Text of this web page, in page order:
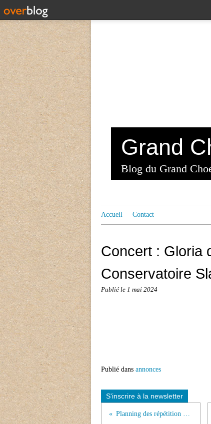
Blog du Grand
Accueil Contact
Concert : Gloria
Conservatoire
Publié le 1 mai 2024
Publié dans annonces
S'inscrire à la newsletter
Planning des répétition mars / juin 2024